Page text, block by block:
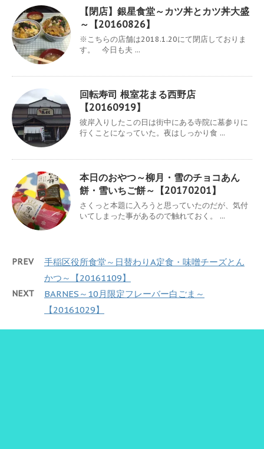
【閉店】銀星食堂～カツ丼とカツ丼大盛
～【20160826】
※こちらの店舗は2018.1.20にて閉店しておりま
す。 今日も夫 ...
回転寿司 根室花まる西野店
【20160919】
彼岸入りしたこの日は街中にある寺院に墓参りに
行くことになっていた。夜はしっかり食 ...
本日のおやつ～柳月・雪のチョコあん
餅・雪いちご餅～【20170201】
さくっと本題に入ろうと思っていたのだが、気付
いてしまった事があるので触れておく。 ...
PREV
手稲区役所食堂～日替わりA定食・味噌チーズとん
かつ～【20161109】
NEXT
BARNES～10月限定フレーバー白ごま～
【20161029】